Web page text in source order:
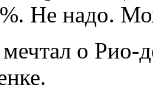
Не надо.
о Рио-